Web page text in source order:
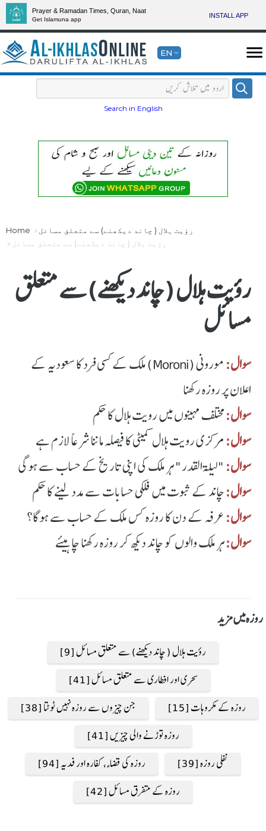
Prayer & Ramadan Times, Quran, Naat
Get Islamuna app
INSTALL APP
EN
Search in English
Home
رؤیت ہلال ( چاند دیکھنے) سے متعلق مسائل
رؤیت ہلال ( چاند دیکھنے) سے متعلق مسائل
رؤیت ہلال ( چاند دیکھنے) سے متعلق
مسائل
سوال:
مورونی (Moroni) ملک کے کسی فرد کا سعودیہ کے
اعلان پر روزہ رکھنا
سوال:مختلف مہینوں میں رویت ہلال کا حکم
سوال:مرکزی رویت ہلال کمیٹی کا فیصلہ ماننا شرعاً لازم ہے
سوال:"لیلة القدر" ہر ملک کی اپنی تاریخ کے حساب سے ہوگی
سوال:چاند کے ثبوت میں فلکی حسابات سے مدد لینے کا حکم
سوال:عرفہ کے دن کا روزہ کس ملک کے حساب سے ہوگا؟
سوال:ہر ملک والوں کو چاند دیکھ کر روزہ رکھنا چاہیئے
روزہ میں مزید
رؤیت ہلال ( چاند دیکھنے) سے متعلق مسائل [9]
سحری اور افطاری سے متعلق مسائل [41]
جن چیزوں سے روزہ نہیں ٹوٹتا [38]
روزہ کے مکروہات [15]
روزہ توڑنے والی چیزیں [41]
روزہ کی قضاء، کفارہ اور فدیہ [94]
نفلی روزہ [39]
روزہ کے متفرق مسائل [42]